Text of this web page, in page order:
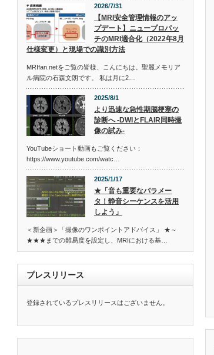
2026/7/31
【MRI安全管理情報のアッ
プデート】ニュープロパッ
チのMRI適合化（2022年8月
仕様変更）と現場での識別方法
MRIfan.netをご覧の皆様、こんにちは。聖麗メモリア
ル病院の石森文朗です。 私は月に2…
2025/8/1
より迅速な急性期脳梗塞の
診断へ -DWIとFLAIR同時撮
像の試み-
YouTubeショート動画もご覧ください：
https://www.youtube.com/watc…
2025/1/17
★「音も重要なパラメー
タ！静音シーケンスを活用
しよう」
＜新企画＞「撮像のワンポイントアドバイス」 ★～
★★★までの難易度を設定し、MRIにおける基…
プレスリリース
登録されているプレスリリースはございません。